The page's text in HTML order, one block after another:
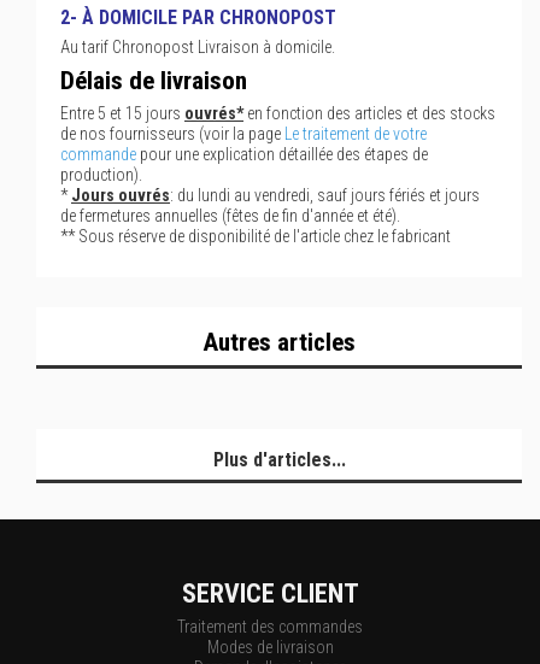
2- À DOMICILE PAR CHRONOPOST
Au tarif Chronopost Livraison à domicile.
Délais de livraison
Entre 5 et 15 jours ouvrés*en fonction des articles et des stocks
de nos fournisseurs (voir la page
Le traitement de votre
commande pour une explication détaillée des étapes de
production).
*Jours ouvrés: du lundi au vendredi, sauf jours fériés et jours
de fermetures annuelles (fêtes de fin d'année et été).
** Sous réserve de disponibilité de l'article chez le fabricant
Autres articles
Plus d'articles...
SERVICE CLIENT
Traitement des commandes
Modes de livraison